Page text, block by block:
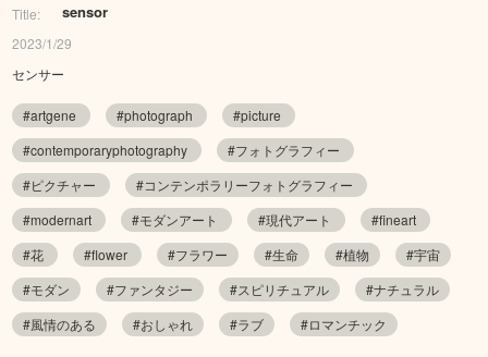
Title: sensor
2023/1/29
センサー
#artgene #photograph
#picture
#contemporaryphotography
#フォトグラフィー
#ピクチャー
#コンテンポラリーフォトグラフィー
#modernart
#モダンアート #現代アート
#fineart
#花
#flower #フラワー #生命 #植物
#宇宙
#モダン
#ファンタジー #スピリチュアル
#ナチュラル
#風情のある
#おしゃれ #ラブ #ロマンチック